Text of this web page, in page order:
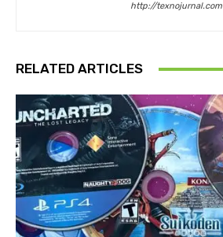
http://texnojurnal.com
RELATED ARTICLES